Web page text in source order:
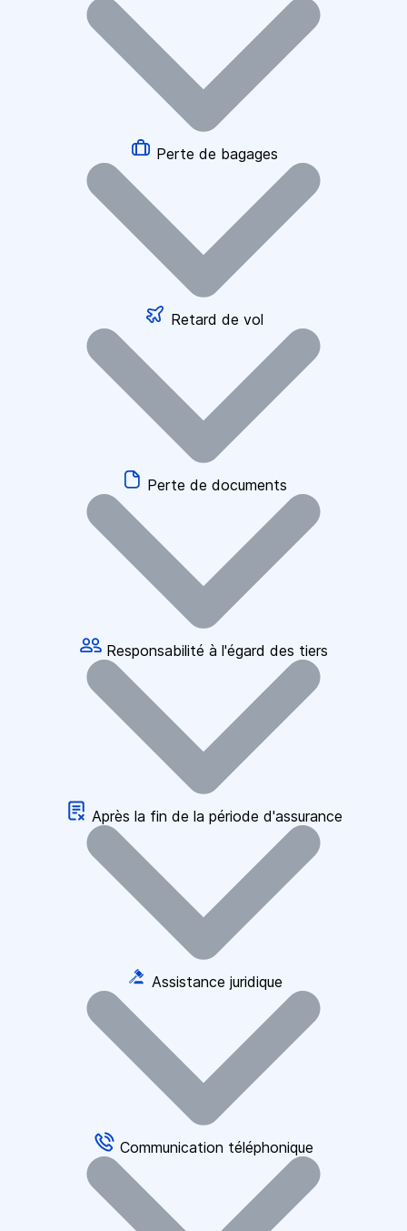
Perte de bagages
Retard de vol
Perte de documents
Responsabilité à l'égard des tiers
Après la fin de la période d'assurance
Assistance juridique
Communication téléphonique